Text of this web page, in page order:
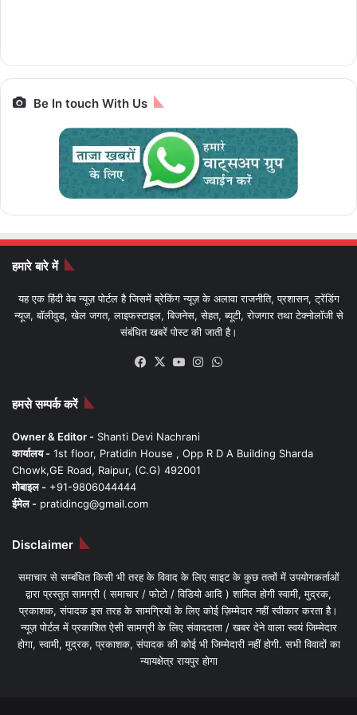
Be In touch With Us
हमारे बारे में
यह एक हिंदी वेब न्यूज़ पोर्टल है जिसमें ब्रेकिंग न्यूज़ के अलावा राजनीति, प्रशासन, ट्रेंडिंग
न्यूज, बॉलीवुड, खेल जगत, लाइफस्टाइल, बिजनेस, सेहत, ब्यूटी, रोजगार तथा टेक्नोलॉजी से
संबंधित खबरें पोस्ट की जाती है।
Facebook
X YouTubeInstagram
हमसे सम्पर्क करें
Owner & Editor - Shanti Devi Nachrani
कार्यालय - 1st floor, Pratidin House , Opp R D A Building Sharda
Chowk,GE Road, Raipur, (C.G) 492001
मोबाइल - +91-9806044444
ईमेल - pratidincg@gmail.com
Disclaimer
समाचार से सम्बंधित किसी भी तरह के विवाद के लिए साइट के कुछ तत्वों में उपयोगकर्ताओं
द्वारा प्रस्तुत सामग्री ( समाचार / फोटो / विडियो आदि ) शामिल होगी स्वामी, मुद्रक,
प्रकाशक, संपादक इस तरह के सामग्रियों के लिए कोई ज़िम्मेदार नहीं स्वीकार करता है।
न्यूज़ पोर्टल में प्रकाशित ऐसी सामग्री के लिए संवाददाता / खबर देने वाला स्वयं जिम्मेदार
होगा, स्वामी, मुद्रक, प्रकाशक, संपादक की कोई भी जिम्मेदारी नहीं होगी. सभी विवादों का
न्यायक्षेत्र रायपुर होगा